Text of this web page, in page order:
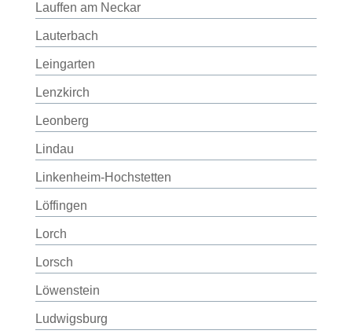
Lauffen am Neckar
Lauterbach
Leingarten
Lenzkirch
Leonberg
Lindau
Linkenheim-Hochstetten
Löffingen
Lorch
Lorsch
Löwenstein
Ludwigsburg